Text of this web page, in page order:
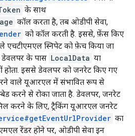
के साथ
कॉल करता है, तब ओडीपी सेवा,
को कॉल करती है. इससे, फ़ेंस किए
एचटीएमएल स्निपेट को फ़ेच किया जा
के पास LocalData या
होता. इससे डेवलपर को जनरेट किए गए
वाले यूआरएल में संभावित रूप से
करने से रोका जाता है. डेवलपर, जनरेट
करने के लिए, ट्रैकिंग यूआरएल जनरेट
का
रेंडर होने पर, ओडीपी सेवा इन